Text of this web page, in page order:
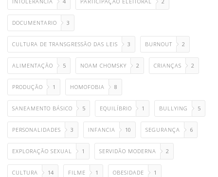
DOCUMENTARIO 3
CULTURA DE TRANSGRESSÃO DAS LEIS 3 BURNOUT 2
ALIMENTAÇÃO 5 NOAM CHOMSKY 2 CRIANÇAS 2
PRODUÇÃO 1 HOMOFOBIA 8
SANEAMENTO BÁSICO 5 EQUILÍBRIO 1 BULLYING 5
PERSONALIDADES 3 INFANCIA 10 SEGURANÇA 6
EXPLORAÇÃO SEXUAL 1 SERVIDÃO MODERNA 2
CULTURA 14 FILME 1 OBESIDADE 1